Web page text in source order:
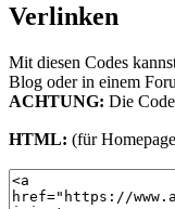
Verlinken
Mit diesen Codes
Blog oder in einem
ACHTUNG: Die
HTML: (für